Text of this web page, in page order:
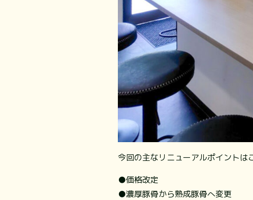
今回の主なリニューアルポイントは
●価格改定
●濃厚豚骨から熟成豚骨へ変更